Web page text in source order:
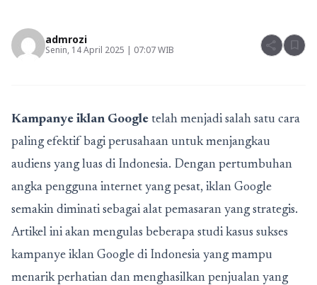
admrozi
Senin, 14 April 2025 | 07:07 WIB share bookmark
Kampanye iklan Google telah menjadi salah satu cara
paling efektif bagi perusahaan untuk menjangkau
audiens yang luas di Indonesia. Dengan pertumbuhan
angka pengguna internet yang pesat, iklan Google
semakin diminati sebagai alat pemasaran yang strategis.
Artikel ini akan mengulas beberapa studi kasus sukses
kampanye iklan Google di Indonesia yang mampu
menarik perhatian dan menghasilkan penjualan yang